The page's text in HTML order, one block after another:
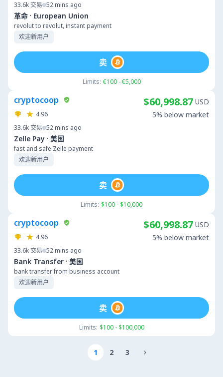
33.6k交易 52 mins ago
革命 · European Union
revolut to revolut, instant payment
欢迎新用户
Limits: €100 - €5,000
卖
cryptocoop
4.96
33.6k交易 52 mins ago
Zelle Pay · 美国
fast and safe Zelle payment
欢迎新用户
$60,998.87 USD
5% below market
Limits: $100 - $10,000
卖
cryptocoop
4.96
33.6k交易 52 mins ago
Bank Transfer · 美国
bank transfer from business account
欢迎新用户
$60,998.87 USD
5% below market
Limits: $100 - $100,000
卖
1 2 3 